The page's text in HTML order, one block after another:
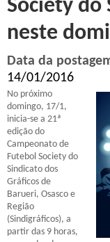
Society do
neste
Data da
14/01/2016
No próximo
domingo, 17/1,
inicia-se a 21ª
edição do
Campeonato de
Futebol Society do
Sindicato dos
Gráficos de
Barueri, Osasco e
Região
(Sindigráficos), a
partir das 9 horas,